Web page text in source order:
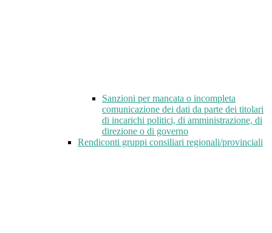
Sanzioni per mancata o incompleta
comunicazione dei dati da parte dei titolari
di incarichi politici, di amministrazione, di
direzione o di governo
Rendiconti gruppi consiliari regionali/provinciali